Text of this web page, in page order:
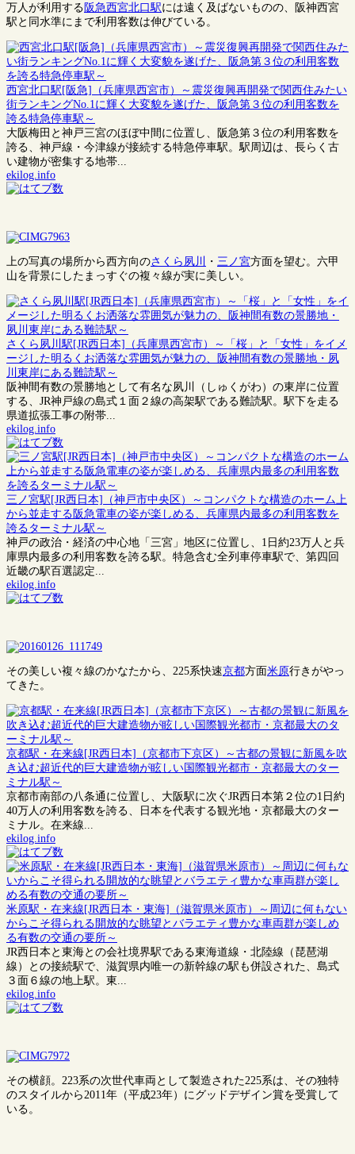
万人が利用する 阪急西宮北口駅には遠く及ばないものの、阪神西宮
駅と同水準にまで利用客数は伸びている。
西宮北口駅[阪急]（兵庫県西宮市）～震災復興再開発で関西住みたい
街ランキングNo.1に輝く大変貌を遂げた、阪急第３位の利用客数を
誇る特急停車駅～
大阪梅田と神戸三宮のほぼ中間に位置し、阪急第３位の利用客数を
誇る、神戸線・今津線が接続する特急停車駅。駅周辺は、長らく古
い建物が密集する地帯...
ekilog.info
上の写真の場所から西方向のさくら夙川 ・ 三ノ宮方面を望む。六甲
山を背景にしたまっすぐの複々線が実に美しい。
さくら夙川駅[JR西日本]（兵庫県西宮市）～「桜」と「女性」をイメ
ージした明るくお洒落な雰囲気が魅力の、阪神間有数の景勝地・夙
川東岸にある難読駅～
阪神間有数の景勝地として有名な夙川（しゅくがわ）の東岸に位置
する、JR神戸線の島式１面２線の高架駅である難読駅。駅下を走る
県道拡張工事の附帯...
ekilog.info
三ノ宮駅[JR西日本]（神戸市中央区）～コンパクトな構造のホーム上
から並走する阪急電車の姿が楽しめる、兵庫県内最多の利用客数を
誇るターミナル駅～
神戸の政治・経済の中心地「三宮」地区に位置し、1日約23万人と兵
庫県内最多の利用客数を誇る駅。特急含む全列車停車駅で、第四回
近畿の駅百選認定...
ekilog.info
その美しい複々線のかなたから、225系快速京都方面米原行きがやっ
てきた。
京都駅・在来線[JR西日本]（京都市下京区）～古都の景観に新風を吹
き込む超近代的巨大建造物が眩しい国際観光都市・京都最大のター
ミナル駅～
京都市南部の八条通に位置し、大阪駅に次ぐJR西日本第２位の1日約
40万人の利用客数を誇る、日本を代表する観光地・京都最大のター
ミナル。在来線...
ekilog.info
米原駅・在来線[JR西日本・東海]（滋賀県米原市）～周辺に何もない
からこそ得られる開放的な眺望とバラエティ豊かな車両群が楽しめ
る有数の交通の要所～
JR西日本と東海との会社境界駅である東海道線・北陸線（琵琶湖
線）との接続駅で、滋賀県内唯一の新幹線の駅も併設された、島式
３面６線の地上駅。東...
ekilog.info
その横顔。223系の次世代車両として製造された225系は、その独特
のスタイルから2011年（平成23年）にグッドデザイン賞を受賞して
いる。